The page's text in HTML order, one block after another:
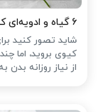
۶ گیاه و ادویه‌ای که منبع پنهان ویتامین C هستند
کیوی بروید، اما
از نیاز روزانه